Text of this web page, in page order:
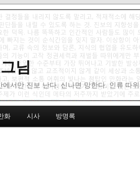
님
서만 진보 난다. 신나면 망한다. 인류 따
화 시사 방명록